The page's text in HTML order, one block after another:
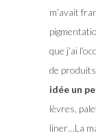
m’avait
que j’ai
de
idée un
lèvres,
liner…La